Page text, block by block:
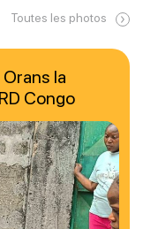
Toutes les photos
la
Congo